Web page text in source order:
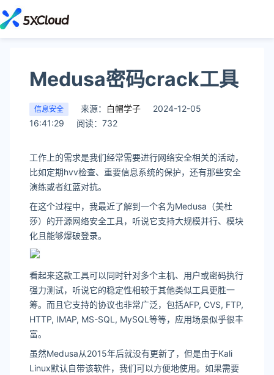
Medusa密码crack工具
信息安全 来源： 白帽学子
2024-12-05
16:41:29
阅读：732
工作上的需求是我们经常需要进行网络安全相关的活动，
比如定期hvv检查、重要信息系统的保护，还有那些安全
演练或者红蓝对抗。
在这个过程中，我最近了解到一个名为Medusa（美杜
莎）的开源网络安全工具，听说它支持大规模并行、模块
化且能够爆破登录。
看起来这款工具可以同时针对多个主机、用户或密码执行
强力测试，听说它的稳定性相较于其他类似工具更胜一
筹。而且它支持的协议也非常广泛，包括AFP, CVS, FTP,
HTTP, IMAP, MS-SQL, MySQL等等，应用场景似乎很丰
富。
虽然Medusa从2015年后就没有更新了，但是由于Kali
Linux默认自带该软件，我们可以方便地使用。如果需要